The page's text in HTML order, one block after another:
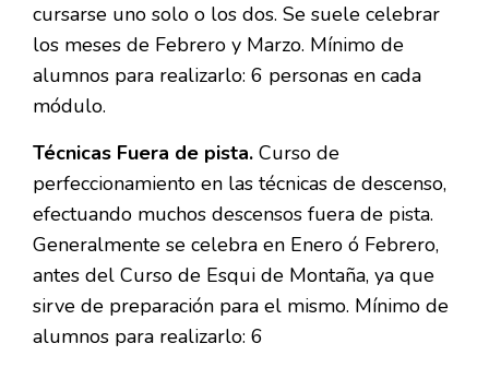
cursarse uno solo o los dos. Se suele celebrar
los meses de Febrero y Marzo. Mínimo de
alumnos para realizarlo: 6 personas en cada
módulo.
Técnicas Fuera de pista. Curso de
perfeccionamiento en las técnicas de descenso,
efectuando muchos descensos fuera de pista.
Generalmente se celebra en Enero ó Febrero,
antes del Curso de Esqui de Montaña, ya que
sirve de preparación para el mismo. Mínimo de
alumnos para realizarlo: 6